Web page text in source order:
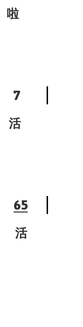
啦
7
65
活